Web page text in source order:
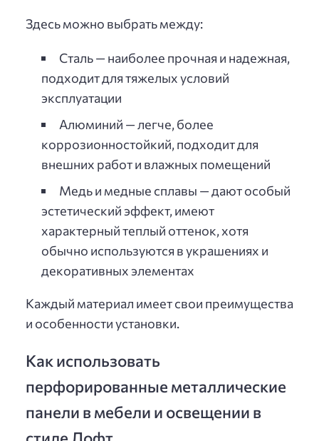
Здесь можно выбрать между:
Сталь — наиболее прочная и надежная,
подходит для тяжелых условий
эксплуатации
Алюминий — легче, более
коррозионностойкий, подходит для
внешних работ и влажных помещений
Медь и медные сплавы — дают особый
эстетический эффект, имеют
характерный теплый оттенок, хотя
обычно используются в украшениях и
декоративных элементах
Каждый материал имеет свои преимущества
и особенности установки.
Как использовать
перфорированные металлические
панели в мебели и освещении в